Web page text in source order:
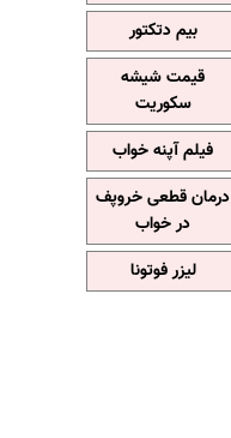
بیم دتکتور
قیمت شیشه
سکوریت
فیلم آپنه خواب
درمان قطعی خروپف
در خواب
لیزر فوتونا